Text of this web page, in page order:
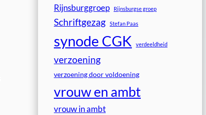
Rijnsburggroep Rijnsburgse groep
Schriftgezag Stefan Paas
synode CGK verdeeldheid
verzoening
verzoening door voldoening
vrouw en ambt
vrouw in ambt